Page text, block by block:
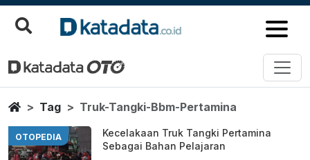
Truk Tangki Bbm Pertamina
Berita Terbaru
HomeTag Truk-Tangki-Bbm-Pertamina
OTOPEDIA
Kecelakaan Truk Tangki Pertamina
Sebagai Bahan Pelajaran